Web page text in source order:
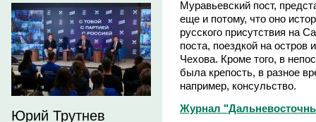
Юрий Трутнев
Муравьевский пост,
еще и потому, что оно
русского присутствия на
поста, поездкой на остров
Чехова. Кроме того, в
была крепость, в разное
например, консульство.
Журнал